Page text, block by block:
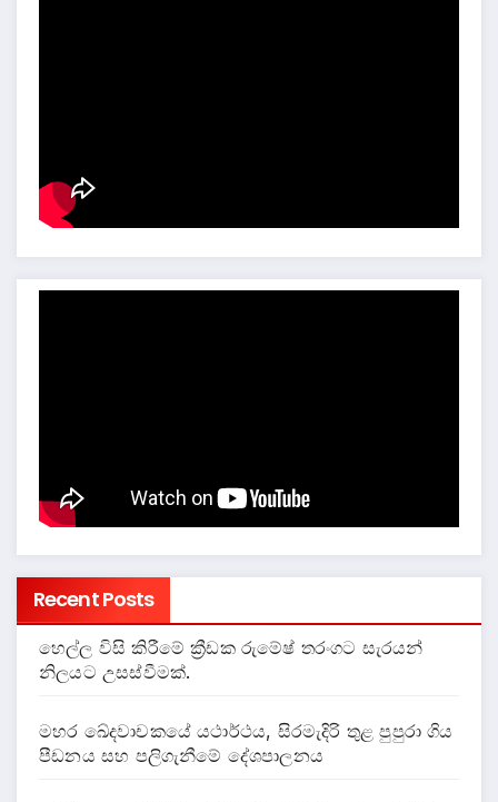
Recent Posts
හෙල්ල විසි කිරීමේ ක්‍රීඩක රුමේෂ් තරංගට සැරයන්
නිලයට උසස්වීමක්.
මහර ඛේදවාචකයේ යථාර්ථය, සිරමැදිරි තුළ පුපුරා ගිය
පීඩනය සහ පලිගැනීමේ දේශපාලනය